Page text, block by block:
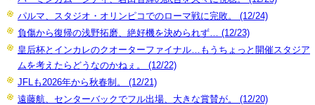
パルマ、スタジオ・オリンピコでのローマ戦に完敗。 (12/24)
負傷から復帰の浅野拓磨、絶好機を決められず… (12/23)
皇后杯とインカレのクオーターファイナル…もうちょっと開催スタジア
ムを考えたらどうなのかねぇ。 (12/22)
JFLも2026年から秋春制。 (12/21)
遠藤航、センターバックでフル出場、大きな賞賛が。 (12/20)